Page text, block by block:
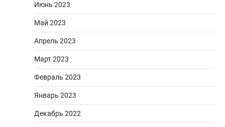
Июнь 2023
Май 2023
Апрель 2023
Март 2023
Февраль 2023
Январь 2023
Декабрь 2022